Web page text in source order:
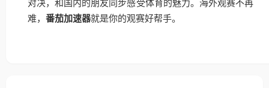
对决，和国内的朋友同步感受体育的魅力。海外观赛不再
难， 番茄加速器就是你的观赛好帮手。